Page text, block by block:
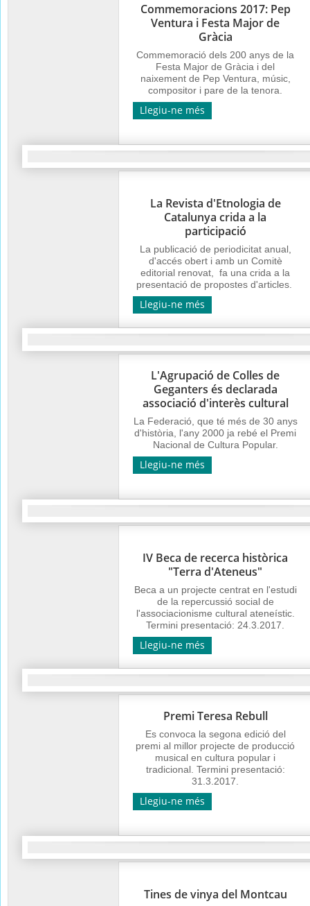
Commemoracions 2017: Pep
Ventura i Festa Major de
Gràcia
Commemoració dels 200 anys de la
Festa Major de Gràcia i del
naixement de Pep Ventura, músic,
compositor i pare de la tenora.
Llegiu-ne més
La Revista d'Etnologia de
Catalunya crida a la
participació
La publicació de periodicitat anual,
d'accés obert i amb un Comitè
editorial renovat, fa una crida a la
presentació de propostes d'articles.
Llegiu-ne més
L'Agrupació de Colles de
Geganters és declarada
associació d'interès cultural
La Federació, que té més de 30 anys
d'història, l'any 2000 ja rebé el Premi
Nacional de Cultura Popular.
Llegiu-ne més
IV Beca de recerca històrica
"Terra d'Ateneus"
Beca a un projecte centrat en l'estudi
de la repercussió social de
l'associacionisme cultural ateneístic.
Termini presentació: 24.3.2017.
Llegiu-ne més
Premi Teresa Rebull
Es convoca la segona edició del
premi al millor projecte de producció
musical en cultura popular i
tradicional. Termini presentació:
31.3.2017.
Llegiu-ne més
Tines de vinya del Montcau